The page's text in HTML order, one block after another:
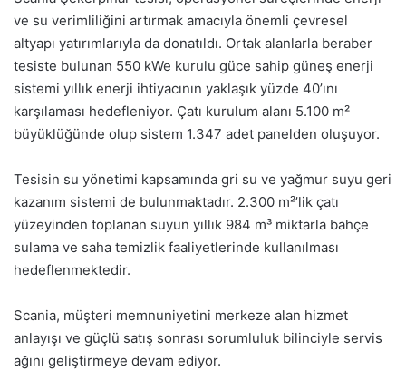
ve su verimliliğini artırmak amacıyla önemli çevresel
altyapı yatırımlarıyla da donatıldı. Ortak alanlarla beraber
tesiste bulunan 550 kWe kurulu güce sahip güneş enerji
sistemi yıllık enerji ihtiyacının yaklaşık yüzde 40’ını
karşılaması hedefleniyor. Çatı kurulum alanı 5.100 m²
büyüklüğünde olup sistem 1.347 adet panelden oluşuyor.
Tesisin su yönetimi kapsamında gri su ve yağmur suyu geri
kazanım sistemi de bulunmaktadır. 2.300 m²’lik çatı
yüzeyinden toplanan suyun yıllık 984 m³ miktarla bahçe
sulama ve saha temizlik faaliyetlerinde kullanılması
hedeflenmektedir.
Scania, müşteri memnuniyetini merkeze alan hizmet
anlayışı ve güçlü satış sonrası sorumluluk bilinciyle servis
ağını geliştirmeye devam ediyor.